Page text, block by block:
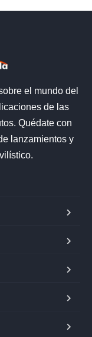
el mundo del
de las
Quédate con
lanzamientos y